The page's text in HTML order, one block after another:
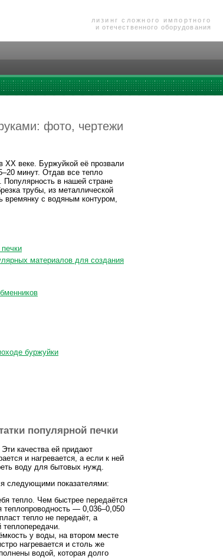
лизинг сложного импортного
и отечественного оборудования
фото, чертежи
ХХ веке. Буржуйкой её прозвали
минут. Отдав все тепло
в нашей стране
трубы, из металлической
времянку с водяным контуром,
материалов для создания
буржуйки
популярной печки
качества ей придают
и нагревается, а если к ней
воду для бытовых нужд.
следующими показателями:
тепло. Чем быстрее передаётся
теплопроводность — 0,036–0,050
тепло не передаёт, а
у воды, на втором месте
нагревается и столь же
водой, которая долго